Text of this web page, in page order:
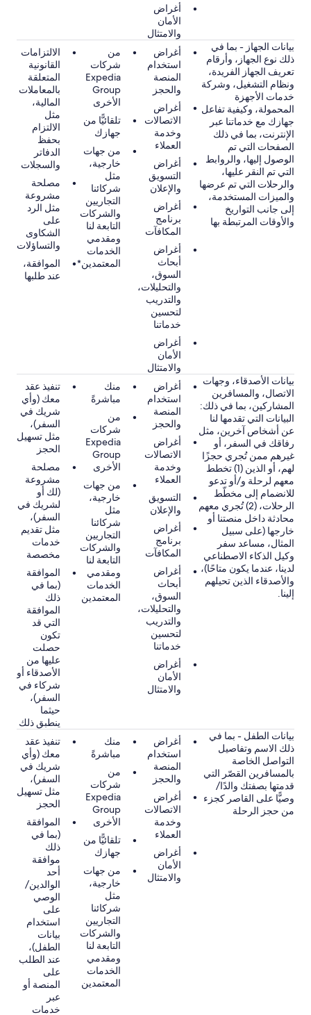
أغراض
الأمان
والامتثال
بيانات الجهاز - بما في
ذلك نوع الجهاز، وأرقام
تعريف الجهاز الفريدة،
ونظام التشغيل، وشركة
خدمات الأجهزة
المحمولة، وكيفية تفاعل
جهازك مع خدماتنا عبر
الإنترنت، بما في ذلك
الصفحات التي تم
الوصول إليها، والروابط
التي تم النقر عليها،
والرحلات التي تم عرضها
والميزات المستخدمة،
إلى جانب التواريخ
والأوقات المرتبطة بها
أغراض
استخدام
المنصة
والحجز
أغراض
الاتصالات
وخدمة
العملاء
أغراض
التسويق
والإعلان
أغراض
برنامج
المكافآت
أغراض
أبحاث
السوق،
والتحليلات،
والتدريب
لتحسين
خدماتنا
أغراض
الأمان
والامتثال
من
شركات
Expedia
Group
الأخرى
تلقائيًّا من
جهازك
من جهات
خارجية،
مثل
شركائنا
التجاريين
والشركات
التابعة لنا
ومقدمي
الخدمات
المعتمدين*
الالتزامات
القانونية
المتعلقة
بالمعاملات
المالية،
مثل
الالتزام
بحفظ
الدفاتر
والسجلات
مصلحة
مشروعة
مثل الرد
على
الشكاوى
والتساؤلات
الموافقة،
عند طلبها
بيانات الأصدقاء، وجهات
الاتصال، والمسافرين
المشاركين، بما في ذلك:
البيانات التي تقدمها لنا
عن أشخاص آخرين، مثل
رفاقك في السفر، أو
غيرهم ممن تُجري حجزًا
لهم، أو الذين (1) تخطط
معهم لرحلة و/أو تدعو
للانضمام إلى مخطّط
الرحلات، (2) تُجري معهم
محادثة داخل منصتنا أو
خارجها (على سبيل
المثال، مساعد سفر
وكيل الذكاء الاصطناعي
لدينا، عندما يكون متاحًا)،
والأصدقاء الذين تحيلهم
إلينا.
أغراض
استخدام
المنصة
والحجز
أغراض
الاتصالات
وخدمة
العملاء
التسويق
والإعلان
أغراض
برنامج
المكافآت
أغراض
أبحاث
السوق،
والتحليلات،
والتدريب
لتحسين
خدماتنا
أغراض
الأمان
والامتثال
منك
مباشرةً
من
شركات
Expedia
Group
الأخرى
من جهات
خارجية،
مثل
شركائنا
التجاريين
والشركات
التابعة لنا
ومقدمي
الخدمات
المعتمدين
تنفيذ عقد
معك (وأي
شريك في
السفر)،
مثل تسهيل
الحجز
مصلحة
مشروعة
(لك أو
لشريك في
السفر)،
مثل تقديم
خدمات
مخصصة
الموافقة
(بما في
ذلك
الموافقة
التي قد
تكون
حصلت
عليها من
الأصدقاء أو
شركاء في
السفر)،
حيثما
ينطبق ذلك
بيانات الطفل - بما في
ذلك الاسم وتفاصيل
التواصل الخاصة
بالمسافرين القصّر التي
قدمتها بصفتك والدًا/
وصيًّا على القاصر كجزء
من حجز الرحلة
أغراض
استخدام
المنصة
والحجز
أغراض
الاتصالات
وخدمة
العملاء
أغراض
الأمان
والامتثال
منك
مباشرةً
من
شركات
Expedia
Group
الأخرى
تلقائيًّا من
جهازك
من جهات
خارجية،
مثل
شركائنا
التجاريين
والشركات
التابعة لنا
ومقدمي
الخدمات
المعتمدين
تنفيذ عقد
معك (وأي
شريك في
السفر)،
مثل تسهيل
الحجز
الموافقة
(بما في
ذلك
موافقة
أحد
الوالدين/
الوصي
على
استخدام
بيانات
الطفل)،
عند الطلب
على
المنصة أو
عبر
خدمات